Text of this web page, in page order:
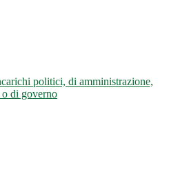
politici, di amministrazione,
di governo